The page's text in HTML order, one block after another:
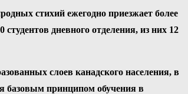
стихий ежегодно приезжает более
дневного отделения, из них 12
слоев канадского населения, в
базовым принципом обучения в